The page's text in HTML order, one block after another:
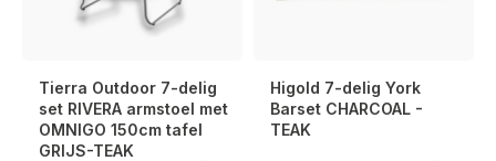
Tierra Outdoor 7-delig
set RIVERA armstoel met
OMNIGO 150cm tafel
GRIJS-TEAK
Higold 7-delig York
Barset CHARCOAL -
TEAK